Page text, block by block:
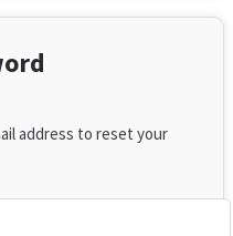
address to reset your